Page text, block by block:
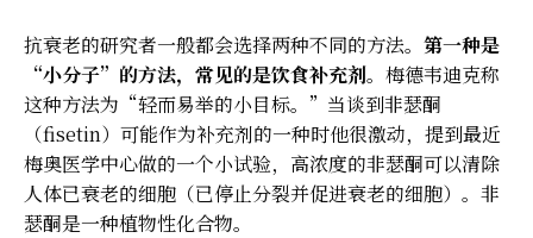
抗衰老的研究者一般都会选择两种不同的方法。 第一种是
“小分子”的方法，常见的是饮食补充剂。梅德韦迪克称
这种方法为“轻而易举的小目标。”当谈到非瑟酮
（fisetin）可能作为补充剂的一种时他很激动，提到最近
梅奥医学中心做的一个小试验，高浓度的非瑟酮可以清除
人体已衰老的细胞（已停止分裂并促进衰老的细胞）。非
瑟酮是一种植物性化合物。